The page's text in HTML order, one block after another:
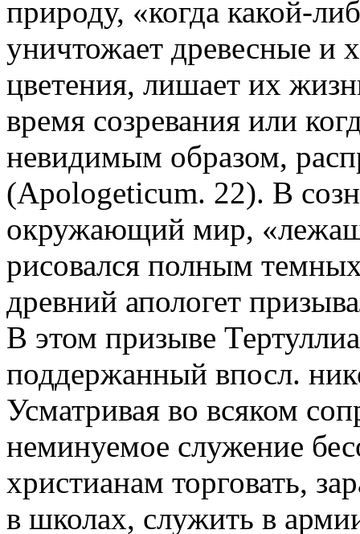
природу, «когда какой-
уничтожает древесные и
цветения, лишает их
время созревания или
невидимым образом,
(Apologeticum. 22). В
окружающий мир,
рисовался полным
древний апологет
В этом призыве
поддержанный впосл.
Усматривая во всяком
неминуемое служение
христианам торговать,
в школах, служить в